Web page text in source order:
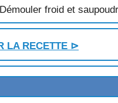
froid et
LA RECETTE ⊳